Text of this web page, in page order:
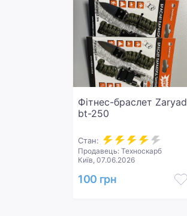
Фітнес-браслет Zaryad
bt-250
Стан:
Продавець: Техноскарб
Київ, 07.06.2026
100 грн